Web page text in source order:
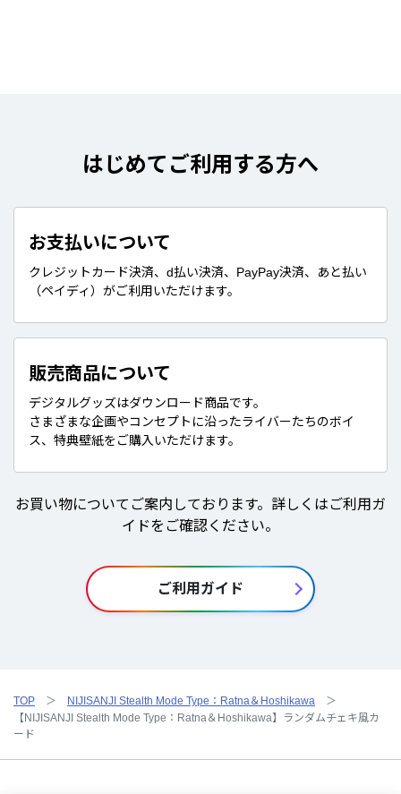
はじめてご利用する方へ
お支払いについて
クレジットカード決済、d払い決済、PayPay決済、あと払い
（ペイディ）がご利用いただけます。
販売商品について
デジタルグッズはダウンロード商品です。
さまざまな企画やコンセプトに沿ったライバーたちのボイ
ス、特典壁紙をご購入いただけます。
お買い物についてご案内しております。詳しくはご利用ガ
イドをご確認ください。
ご利用ガイド
TOP
NIJISANJI Stealth Mode Type：Ratna＆Hoshikawa
【NIJISANJI Stealth Mode Type：Ratna＆Hoshikawa】ランダムチェキ風カ
ード